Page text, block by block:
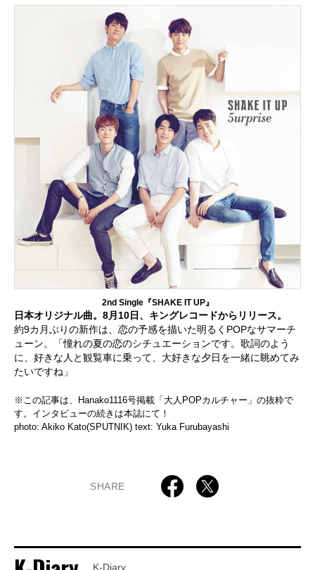
2nd Single『SHAKE IT UP』
日本オリジナル曲。8月10日、キングレコードからリリース。
約9カ月ぶりの新作は、恋の予感を描いた明るくPOPなサマーチ
ューン。「憧れの夏の恋のシチュエーションです。歌詞のよう
に、好きな人と観覧車に乗って、大好きな夕日を一緒に眺めてみ
たいですね」
※この記事は、Hanako1116号掲載「大人POPカルチャー」の抜粋で
す。インタビューの続きは本誌にて！
photo: Akiko Kato(SPUTNIK) text: Yuka Furubayashi
SHARE
K-Diary